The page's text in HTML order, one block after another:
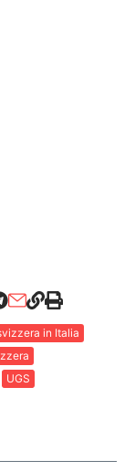
in Italia
UGS